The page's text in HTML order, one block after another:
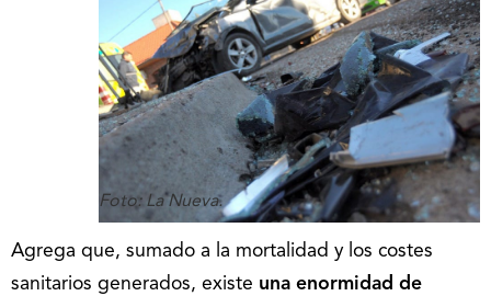
Foto: La Nueva.
Agrega que, sumado a la mortalidad y los costes
sanitarios generados, existe una enormidad de